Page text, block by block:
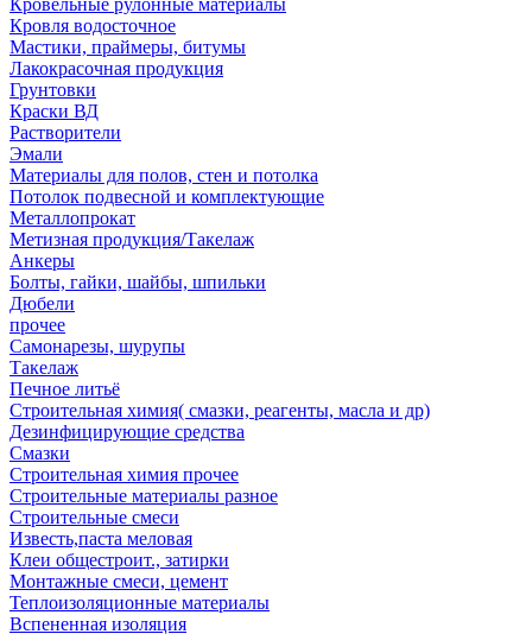
Кровельные рулонные материалы
Кровля водосточное
Мастики, праймеры, битумы
Лакокрасочная продукция
Грунтовки
Краски ВД
Растворители
Эмали
Материалы для полов, стен и потолка
Потолок подвесной и комплектующие
Металлопрокат
Метизная продукция/Такелаж
Анкеры
Болты, гайки, шайбы, шпильки
Дюбели
прочее
Самонарезы, шурупы
Такелаж
Печное литьё
Строительная химия( смазки, реагенты, масла и др)
Дезинфицирующие средства
Смазки
Строительная химия прочее
Строительные материалы разное
Строительные смеси
Известь,паста меловая
Клеи общестроит., затирки
Монтажные смеси, цемент
Теплоизоляционные материалы
Вспененная изоляция